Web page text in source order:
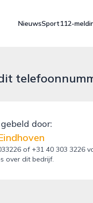
NieuwsSport112-
door:
of +31 40 303 3226
over dit bedrijf.